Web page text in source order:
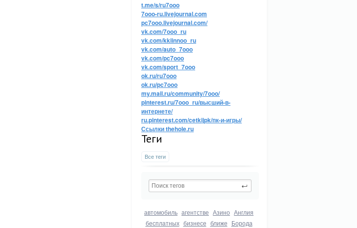
t.me/s/ru7ooo
7ooo-ru.livejournal.com
pc7ooo.livejournal.com/
vk.com/7ooo_ru
vk.com/kkiinnoo_ru
vk.com/auto_7ooo
vk.com/pc7ooo
vk.com/sport_7ooo
ok.ru/ru7ooo
ok.ru/pc7ooo
my.mail.ru/community/7ooo/
pinterest.ru/7ooo_ru/высший-в-
интернете/
ru.pinterest.com/cetkijpk/пк-и-игры/
Ссылки thehole.ru
Теги
Все теги
автомобиль агентстве Азино Англия
бесплатных бизнесе ближе Борода